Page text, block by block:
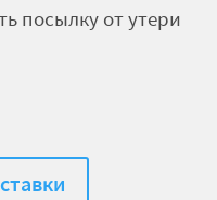
посылку от утери